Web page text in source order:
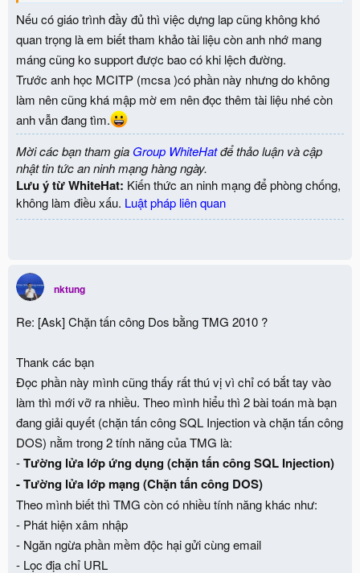
Nếu có giáo trình đầy đủ thì việc dựng lap cũng không khó
quan trọng là em biết tham khảo tài liệu còn anh nhớ mang
máng cũng ko support được bao có khi lệch đường.
Trước anh học MCITP (mcsa )có phần này nhưng do không
làm nên cũng khá mập mờ em nên đọc thêm tài liệu nhé còn
anh vẫn đang tìm.
Mời các bạn tham gia Group WhiteHatđể thảo luận và cập
nhật tin tức an ninh mạng hàng ngày.
Lưu ý từ WhiteHat: Kiến thức an ninh mạng để phòng chống,
không làm điều xấu. Luật pháp liên quan
nktung
Re: [Ask] Chặn tấn công Dos bằng TMG 2010 ?
Thank các bạn
Đọc phần này mình cũng thấy rất thú vị vì chỉ có bắt tay vào
làm thì mới vỡ ra nhiều. Theo mình hiểu thì 2 bài toán mà bạn
đang giải quyết (chặn tấn công SQL Injection và chặn tấn công
DOS) nằm trong 2 tính năng của TMG là:
-Tường lửa lớp ứng dụng (chặn tấn công SQL Injection)
- Tường lửa lớp mạng (Chặn tấn công DOS)
Theo mình biết thì TMG còn có nhiều tính năng khác như:
- Phát hiện xâm nhập
- Ngăn ngừa phần mềm độc hại gửi cùng email
- Lọc địa chỉ URL